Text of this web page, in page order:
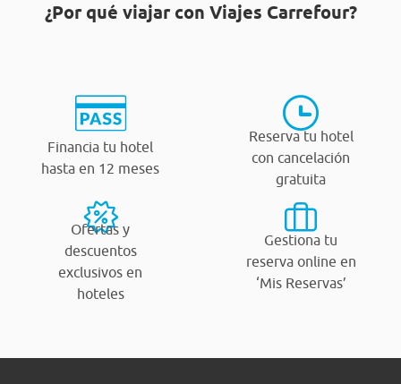
¿Por qué viajar con Viajes Carrefour?
Financia tu hotel
hasta en 12 meses
Reserva tu hotel
con cancelación
gratuita
Ofertas y
descuentos
exclusivos en
hoteles
Gestiona tu
reserva online en
‘Mis Reservas’